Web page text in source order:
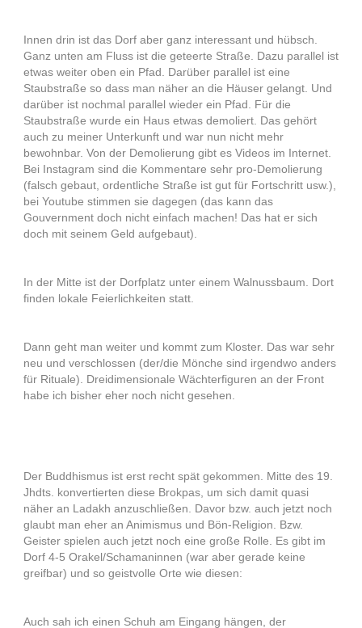
Innen drin ist das Dorf aber ganz interessant und hübsch.
Ganz unten am Fluss ist die geteerte Straße. Dazu parallel ist
etwas weiter oben ein Pfad. Darüber parallel ist eine
Staubstraße so dass man näher an die Häuser gelangt. Und
darüber ist nochmal parallel wieder ein Pfad. Für die
Staubstraße wurde ein Haus etwas demoliert. Das gehört
auch zu meiner Unterkunft und war nun nicht mehr
bewohnbar. Von der Demolierung gibt es Videos im Internet.
Bei Instagram sind die Kommentare sehr pro-Demolierung
(falsch gebaut, ordentliche Straße ist gut für Fortschritt usw.),
bei Youtube stimmen sie dagegen (das kann das
Gouvernment doch nicht einfach machen! Das hat er sich
doch mit seinem Geld aufgebaut).
In der Mitte ist der Dorfplatz unter einem Walnussbaum. Dort
finden lokale Feierlichkeiten statt.
Dann geht man weiter und kommt zum Kloster. Das war sehr
neu und verschlossen (der/die Mönche sind irgendwo anders
für Rituale). Dreidimensionale Wächterfiguren an der Front
habe ich bisher eher noch nicht gesehen.
Der Buddhismus ist erst recht spät gekommen. Mitte des 19.
Jhdts. konvertierten diese Brokpas, um sich damit quasi
näher an Ladakh anzuschließen. Davor bzw. auch jetzt noch
glaubt man eher an Animismus und Bön-Religion. Bzw.
Geister spielen auch jetzt noch eine große Rolle. Es gibt im
Dorf 4-5 Orakel/Schamaninnen (war aber gerade keine
greifbar) und so geistvolle Orte wie diesen:
Auch sah ich einen Schuh am Eingang hängen, der